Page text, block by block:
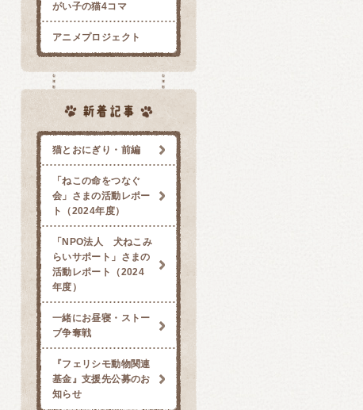
がい子の猫4コマ
アニメプロジェクト
猫とおにぎり・前編
「ねこの命をつなぐ
会」さまの活動レポー
ト（2024年度）
「NPO法人 犬ねこみ
らいサポート」さまの
活動レポート（2024
年度）
一緒にお昼寝・ストー
ブ争奪戦
『フェリシモ動物関連
基金』支援先公募のお
知らせ